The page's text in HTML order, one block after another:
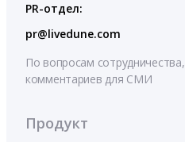
PR-отдел:
pr@livedune.com
По вопросам сотрудничества,
комментариев для СМИ
Продукт